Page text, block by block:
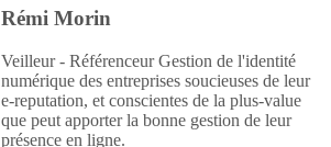
Rémi Morin
Veilleur - Référenceur Gestion de l'identité
numérique des entreprises soucieuses de leur
e-reputation, et conscientes de la plus-value
que peut apporter la bonne gestion de leur
présence en ligne.